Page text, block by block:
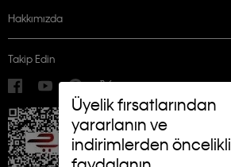
Üyelik fırsatlarından
yararlanın ve
indirimlerden öncelikli
Hakkımızda
Takip Edin